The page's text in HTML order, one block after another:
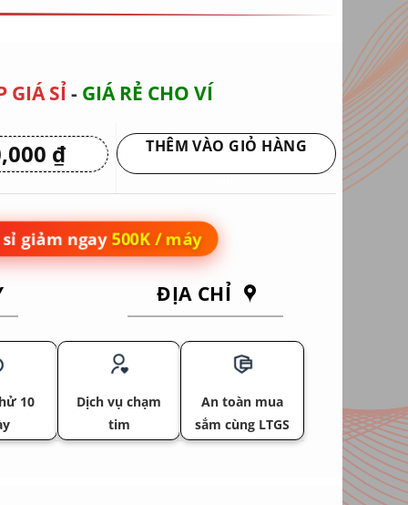
GIÁ SỈ- GIÁ RẺ CHO VÍ
₫Giá
tại
6,950,000 ₫.
THÊM VÀO GIỎ HÀNG
giảm ngay 500K / máy
ĐỊA CHỈ
10
Dịch vụ chạm
tim
An toàn mua
sắm cùng LTGS